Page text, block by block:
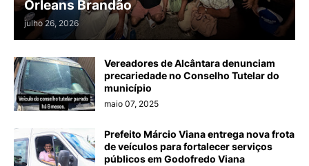
Orleans Brandão
julho 26, 2026
Vereadores de Alcântara denunciam
precariedade no Conselho Tutelar do
município
maio 07, 2025
Prefeito Márcio Viana entrega nova frota
de veículos para fortalecer serviços
públicos em Godofredo Viana